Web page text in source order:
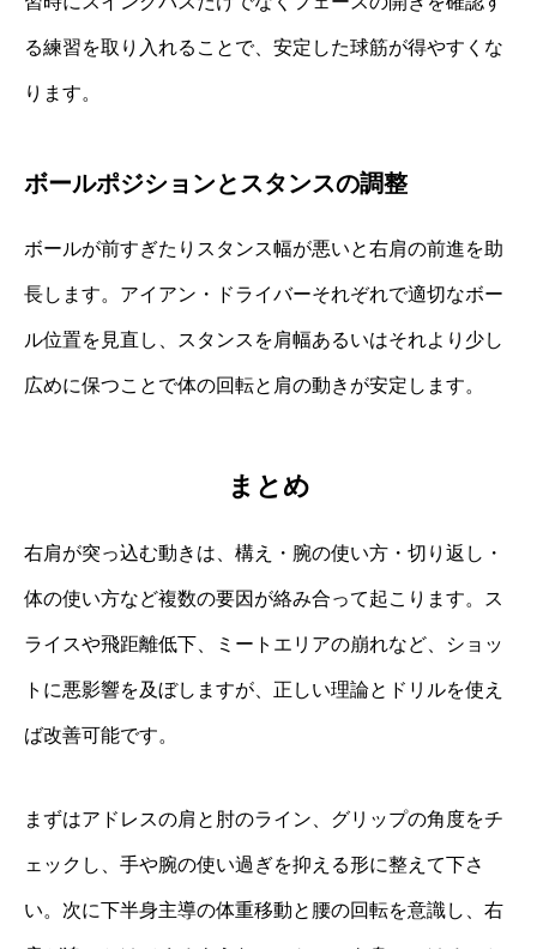
る練習を取り入れることで、安定した球筋が得やすくな
ります。
ボールポジションとスタンスの調整
ボールが前すぎたりスタンス幅が悪いと右肩の前進を助
長します。アイアン・ドライバーそれぞれで適切なボー
ル位置を見直し、スタンスを肩幅あるいはそれより少し
広めに保つことで体の回転と肩の動きが安定します。
まとめ
右肩が突っ込む動きは、構え・腕の使い方・切り返し・
体の使い方など複数の要因が絡み合って起こります。ス
ライスや飛距離低下、ミートエリアの崩れなど、ショッ
トに悪影響を及ぼしますが、正しい理論とドリルを使え
ば改善可能です。
まずはアドレスの肩と肘のライン、グリップの角度をチ
ェックし、手や腕の使い過ぎを抑える形に整えて下さ
い。次に下半身主導の体重移動と腰の回転を意識し、右